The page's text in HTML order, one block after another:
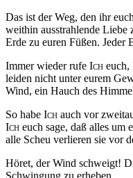
Das ist der Weg, den ihr
weithin ausstrahlende Liebe
Erde zu euren Füßen. Jeder
Immer wieder rufe Ich euch,
leiden nicht unter eurem
Wind, ein Hauch des
So habe Ich auch vor
Ich euch sage, daß alles um
alle Scheu verlieren sie vor
Höret, der Wind schweigt!
Schwingung zu erheben.